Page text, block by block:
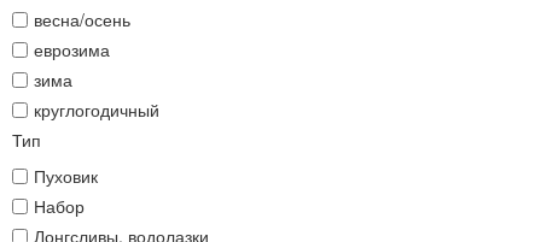
весна/осень
еврозима
зима
круглогодичный
Тип
Пуховик
Набор
Лонгсливы, водолазки